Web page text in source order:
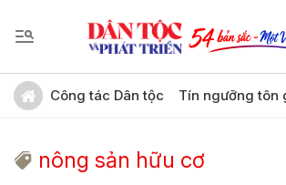
Công tác Dân tộc Tín ngưỡng tôn
nông sản hữu cơ